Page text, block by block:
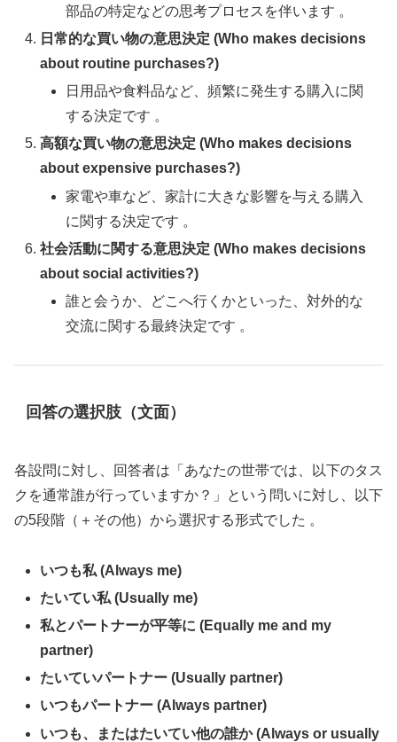
部品の特定などの思考プロセスを伴います 。
日常的な買い物の意思決定 (Who makes decisions
about routine purchases?)
日用品や食料品など、頻繁に発生する購入に関
する決定です 。
高額な買い物の意思決定 (Who makes decisions
about expensive purchases?)
家電や車など、家計に大きな影響を与える購入
に関する決定です 。
社会活動に関する意思決定 (Who makes decisions
about social activities?)
誰と会うか、どこへ行くかといった、対外的な
交流に関する最終決定です 。
回答の選択肢（文面）
各設問に対し、回答者は「あなたの世帯では、以下のタス
クを通常誰が行っていますか？」という問いに対し、以下
の5段階（＋その他）から選択する形式でした 。
いつも私 (Always me)
たいてい私 (Usually me)
私とパートナーが平等に (Equally me and my
partner)
たいていパートナー (Usually partner)
いつもパートナー (Always partner)
いつも、またはたいてい他の誰か (Always or usually